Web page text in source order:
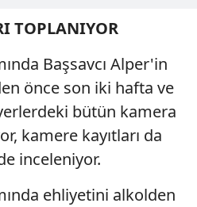
TOPLANIYOR
Başsavcı Alper'in
önce son iki hafta ve
bütün kamera
kamere kayıtları da
inceleniyor.
ehliyetini alkolden